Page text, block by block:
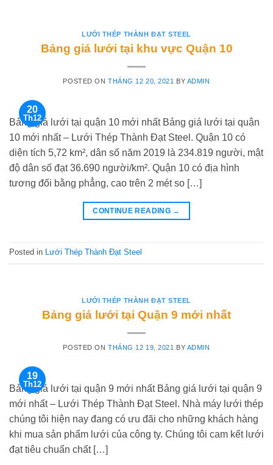
LƯỚI THÉP THÀNH ĐẠT STEEL
Bảng giá lưới tại khu vực Quận 10
POSTED ON THÁNG 12 20, 2021 BY ADMIN
20
Th12
Bảng giá lưới tại quận 10 mới nhất Bảng giá lưới tại quận
10 mới nhất – Lưới Thép Thành Đạt Steel. Quận 10 có
diện tích 5,72 km², dân số năm 2019 là 234.819 người, mật
độ dân số đạt 36.690 người/km². Quận 10 có địa hình
tương đối bằng phẳng, cao trên 2 mét so […]
CONTINUE READING →
Posted in Lưới Thép Thành Đạt Steel
LƯỚI THÉP THÀNH ĐẠT STEEL
Bảng giá lưới tại Quận 9 mới nhất
POSTED ON THÁNG 12 19, 2021 BY ADMIN
19
Th12
Bảng giá lưới tại quận 9 mới nhất Bảng giá lưới tại quận 9
mới nhất – Lưới Thép Thành Đạt Steel. Nhà máy lưới thép
chúng tôi hiện nay đang có ưu đãi cho những khách hàng
khi mua sản phẩm lưới của công ty. Chúng tôi cam kết lưới
đạt tiêu chuẩn chất […]